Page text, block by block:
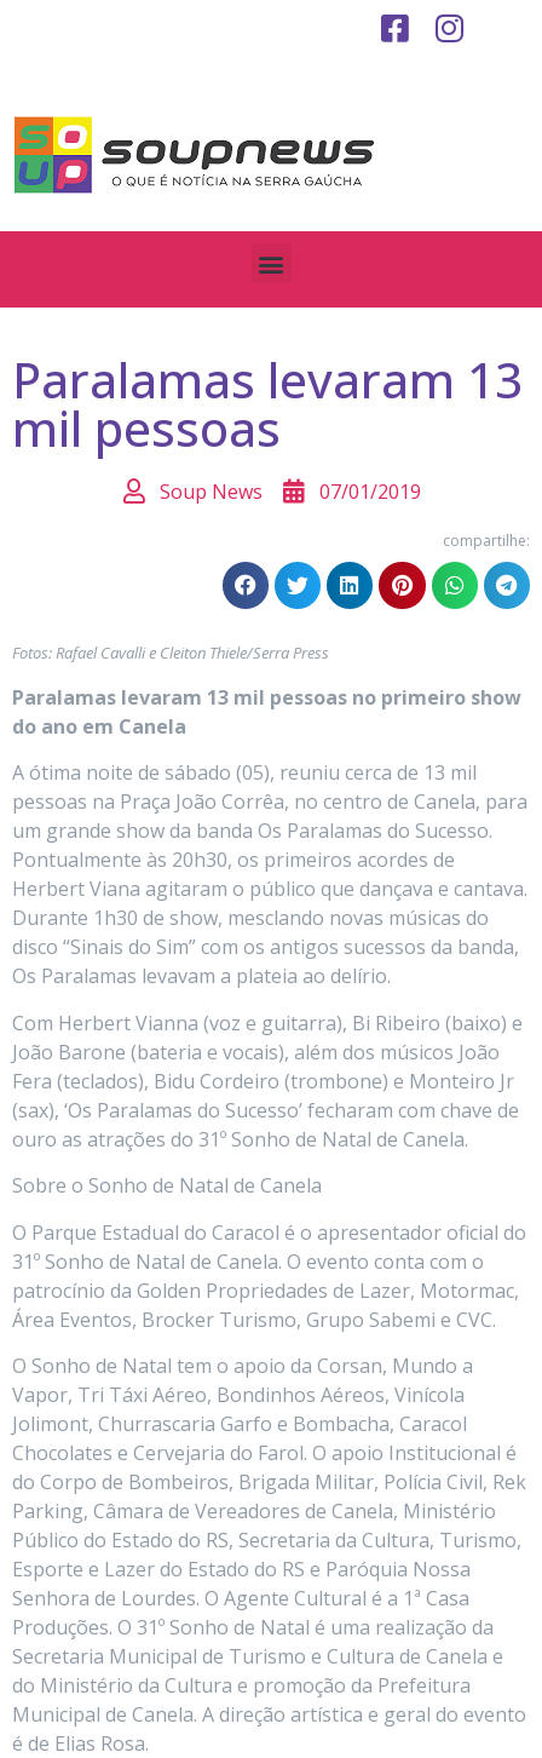
Paralamas levaram 13
mil pessoas
Soup News 07/01/2019
compartilhe:
Fotos: Rafael Cavalli e Cleiton Thiele/Serra Press
Paralamas levaram 13 mil pessoas no primeiro show
do ano em Canela
A ótima noite de sábado (05), reuniu cerca de 13 mil
pessoas na Praça João Corrêa, no centro de Canela, para
um grande show da banda Os Paralamas do Sucesso.
Pontualmente às 20h30, os primeiros acordes de
Herbert Viana agitaram o público que dançava e cantava.
Durante 1h30 de show, mesclando novas músicas do
disco “Sinais do Sim” com os antigos sucessos da banda,
Os Paralamas levavam a plateia ao delírio.
Com Herbert Vianna (voz e guitarra), Bi Ribeiro (baixo) e
João Barone (bateria e vocais), além dos músicos João
Fera (teclados), Bidu Cordeiro (trombone) e Monteiro Jr
(sax), ‘Os Paralamas do Sucesso’ fecharam com chave de
ouro as atrações do 31º Sonho de Natal de Canela.
Sobre o Sonho de Natal de Canela
O Parque Estadual do Caracol é o apresentador oficial do
31º Sonho de Natal de Canela. O evento conta com o
patrocínio da Golden Propriedades de Lazer, Motormac,
Área Eventos, Brocker Turismo, Grupo Sabemi e CVC.
O Sonho de Natal tem o apoio da Corsan, Mundo a
Vapor, Tri Táxi Aéreo, Bondinhos Aéreos, Vinícola
Jolimont, Churrascaria Garfo e Bombacha, Caracol
Chocolates e Cervejaria do Farol. O apoio Institucional é
do Corpo de Bombeiros, Brigada Militar, Polícia Civil, Rek
Parking, Câmara de Vereadores de Canela, Ministério
Público do Estado do RS, Secretaria da Cultura, Turismo,
Esporte e Lazer do Estado do RS e Paróquia Nossa
Senhora de Lourdes. O Agente Cultural é a 1ª Casa
Produções. O 31º Sonho de Natal é uma realização da
Secretaria Municipal de Turismo e Cultura de Canela e
do Ministério da Cultura e promoção da Prefeitura
Municipal de Canela. A direção artística e geral do evento
é de Elias Rosa.